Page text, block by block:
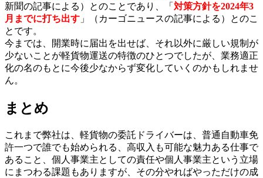
新聞の記事による）とのことであり、「 対策方針を2024年3
月までに打ち出す 」（カーゴニュースの記事による）とのこ
とです。
今までは、開業時に届出を出せば、それ以外に厳しい規制が
少ないことが軽貨物運送の特徴のひとつでしたが、業務適正
化の名のもとに今後少なからず変化していくのかもしれませ
ん。
まとめ
これまで弊社は、軽貨物の委託ドライバーは、普通自動車免
許一つで誰でも始められる、高収入も可能な魅力ある仕事で
あること、個人事業主としての責任や個人事業主という立場
にまつわる課題もありますが、その分やればやっただけの成